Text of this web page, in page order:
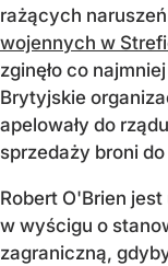
rażących naruszeń
wojennych w
zginęło co
Brytyjskie
apelowały do
sprzedaży broni
Robert O'Brien
w wyścigu o
zagraniczną,